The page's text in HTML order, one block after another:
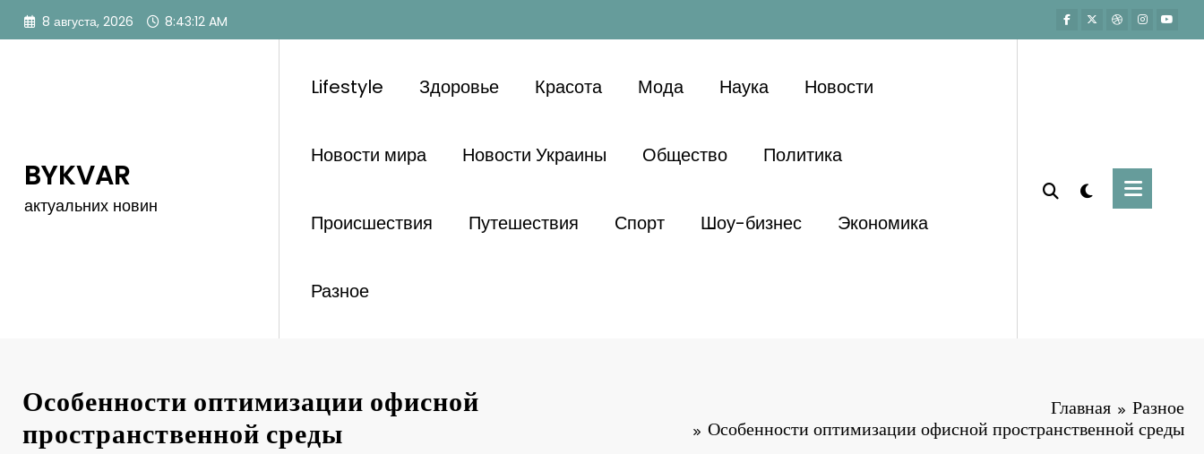
Перейти
8 августа, 2026 8:43:13 AM
BYKVAR
актуальних новин
Lifestyle Здоровье Красота Мода Наука Новости
Новости мира Новости Украины Общество Политика
Происшествия Путешествия Спорт Шоу-бизнес Экономика
Разное
Особенности оптимизации офисной
пространственной среды
Главная
Разное
Особенности оптимизации офисной пространственной среды